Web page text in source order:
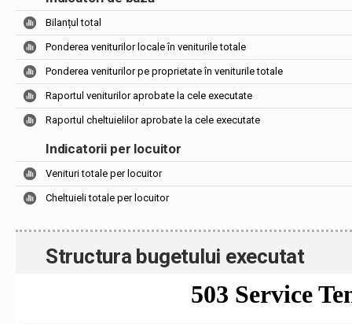
Bilanțul total
Ponderea veniturilor locale în veniturile totale
Ponderea veniturilor pe proprietate în veniturile totale
Raportul veniturilor aprobate la cele executate
Raportul cheltuielilor aprobate la cele executate
Indicatorii per locuitor
Venituri totale per locuitor
Cheltuieli totale per locuitor
Structura bugetului executat